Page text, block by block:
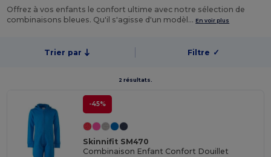
Offrez à vos enfants le confort ultime avec notre sélection de
combinaisons bleues. Qu'il s'agisse d'un modèl… En voir plus
Trier par Filtre ✓
2 résultats.
-45%
Skinnifit SM470
Combinaison Enfant Confort Douillet